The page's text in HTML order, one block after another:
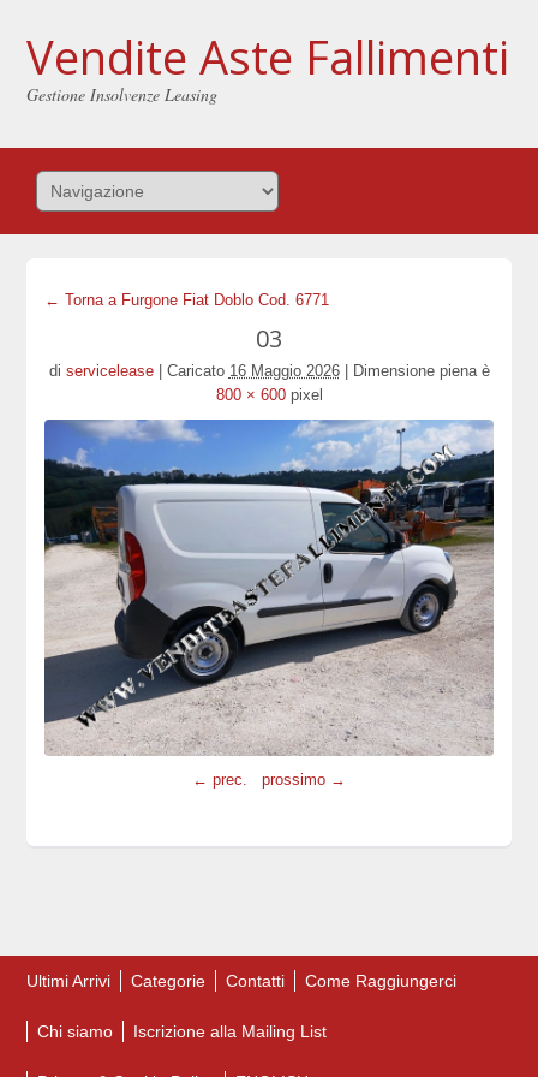
Vendite Aste Fallimenti
Gestione Insolvenze Leasing
← Torna a Furgone Fiat Doblo Cod. 6771
03
di servicelease Caricato 16 Maggio 2026
Dimensione piena è
800 × 600pixel
← prec. prossimo →
Ultimi Arrivi Categorie Contatti Come Raggiungerci
Chi siamo Iscrizione alla Mailing List